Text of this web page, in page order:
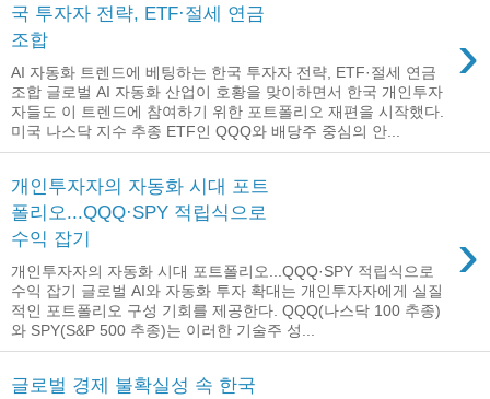
국 투자자 전략, ETF·절세 연금
조합
›
AI 자동화 트렌드에 베팅하는 한국 투자자 전략, ETF·절세 연금
조합 글로벌 AI 자동화 산업이 호황을 맞이하면서 한국 개인투자
자들도 이 트렌드에 참여하기 위한 포트폴리오 재편을 시작했다.
미국 나스닥 지수 추종 ETF인 QQQ와 배당주 중심의 안...
개인투자자의 자동화 시대 포트
폴리오...QQQ·SPY 적립식으로
수익 잡기
›
개인투자자의 자동화 시대 포트폴리오...QQQ·SPY 적립식으로
수익 잡기 글로벌 AI와 자동화 투자 확대는 개인투자자에게 실질
적인 포트폴리오 구성 기회를 제공한다. QQQ(나스닥 100 추종)
와 SPY(S&P 500 추종)는 이러한 기술주 성...
글로벌 경제 불확실성 속 한국